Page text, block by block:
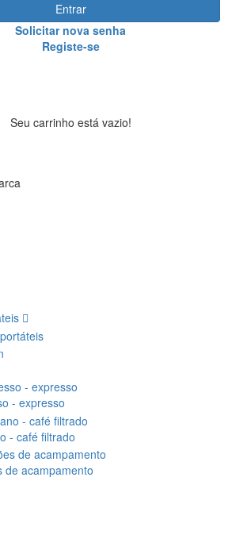
Entrar
Solicitar nova senha
Registe-se
Seu carrinho está vazio!
- expresso
- café filtrado
de acampamento